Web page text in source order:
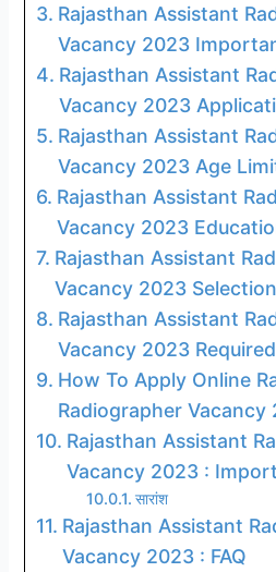
Rajasthan Assistant
Vacancy 2023
Rajasthan Assistant
Vacancy 2023
Rajasthan Assistant
Vacancy 2023 Age
Rajasthan Assistant
Vacancy 2023
Rajasthan Assistant
Vacancy 2023
Rajasthan Assistant
Vacancy 2023
How To Apply Online
Radiographer Vacancy
Rajasthan Assistant
Vacancy 2023 :
सारांश
Rajasthan Assistant
Vacancy 2023 : FAQ